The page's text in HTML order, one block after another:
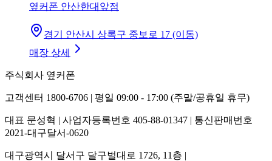
옆커폰 안산한대앞점
경기 안산시 상록구 중보로 17 (이동)
매장 상세
주식회사 옆커폰
고객센터 1800-6706 | 평일 09:00 - 17:00 (주말/공휴일 휴무)
대표 문성혁 | 사업자등록번호 405-88-01347 | 통신판매번호
2021-대구달서-0620
대구광역시 달서구 달구벌대로 1726, 11층 |